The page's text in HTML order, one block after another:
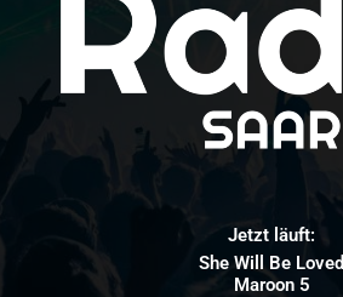
Jetzt läuft:
She Will Be Loved
Maroon 5